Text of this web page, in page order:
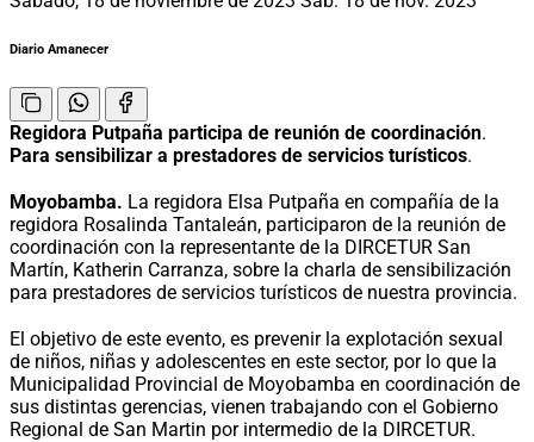
Diario Amanecer
Regidora Putpaña participa de reunión de coordinación.
Para sensibilizar a prestadores de servicios turísticos.
Moyobamba. La regidora Elsa Putpaña en compañía de la
regidora Rosalinda Tantaleán, participaron de la reunión de
coordinación con la representante de la DIRCETUR San
Martín, Katherin Carranza, sobre la charla de sensibilización
para prestadores de servicios turísticos de nuestra provincia.
El objetivo de este evento, es prevenir la explotación sexual
de niños, niñas y adolescentes en este sector, por lo que la
Municipalidad Provincial de Moyobamba en coordinación de
sus distintas gerencias, vienen trabajando con el Gobierno
Regional de San Martin por intermedio de la DIRCETUR.